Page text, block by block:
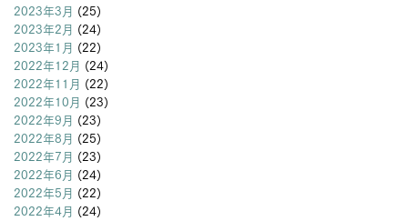
2023年3月 (25)
2023年2月 (24)
2023年1月 (22)
2022年12月 (24)
2022年11月 (22)
2022年10月 (23)
2022年9月 (23)
2022年8月 (25)
2022年7月 (23)
2022年6月 (24)
2022年5月 (22)
2022年4月 (24)